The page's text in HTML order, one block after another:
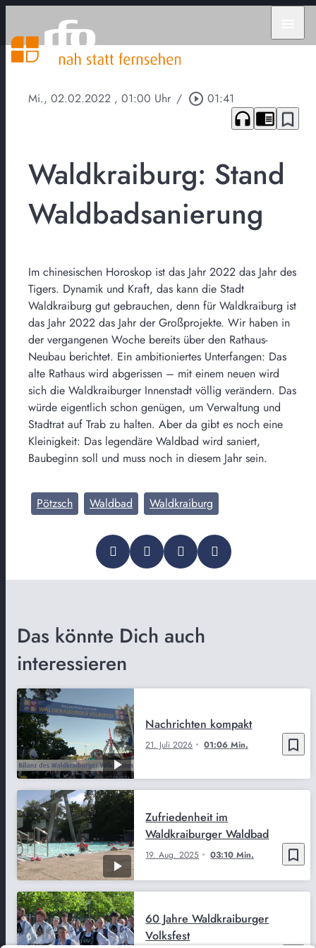
Mi., 02.02.2022 , 01:00 Uhr / play_circle_outline 01:41
headphones chrome_reader_mode bookmark_border
Waldkraiburg: Stand
Waldbadsanierung
Im chinesischen Horoskop ist das Jahr 2022 das Jahr des
Tigers. Dynamik und Kraft, das kann die Stadt
Waldkraiburg gut gebrauchen, denn für Waldkraiburg ist
das Jahr 2022 das Jahr der Großprojekte. Wir haben in
der vergangenen Woche bereits über den Rathaus-
Neubau berichtet. Ein ambitioniertes Unterfangen: Das
alte Rathaus wird abgerissen – mit einem neuen wird
sich die Waldkraiburger Innenstadt völlig verändern. Das
würde eigentlich schon genügen, um Verwaltung und
Stadtrat auf Trab zu halten. Aber da gibt es noch eine
Kleinigkeit: Das legendäre Waldbad wird saniert,
Baubeginn soll und muss noch in diesem Jahr sein.
Pötzsch Waldbad Waldkraiburg
Das könnte Dich auch
interessieren
bookmark_border
21. Juli 2026 01:06 Min.
Nachrichten kompakt
bookmark_border
19. Aug. 2025 03:10 Min.
Zufriedenheit im
Waldkraiburger Waldbad
60 Jahre Waldkraiburger
Volksfest